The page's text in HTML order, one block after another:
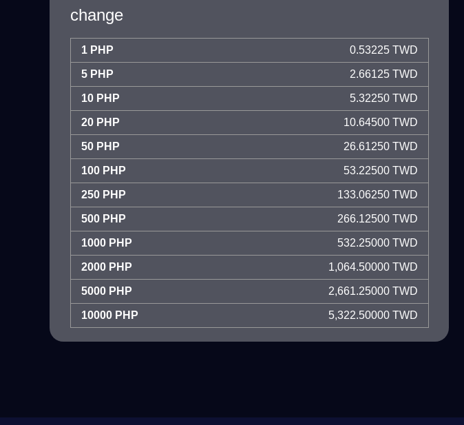
change
1 PHP 0.53225 TWD
5 PHP 2.66125 TWD
10 PHP 5.32250 TWD
20 PHP 10.64500 TWD
50 PHP 26.61250 TWD
100 PHP 53.22500 TWD
250 PHP 133.06250 TWD
500 PHP 266.12500 TWD
1000 PHP 532.25000 TWD
2000 PHP 1,064.50000 TWD
5000 PHP 2,661.25000 TWD
10000 PHP 5,322.50000 TWD